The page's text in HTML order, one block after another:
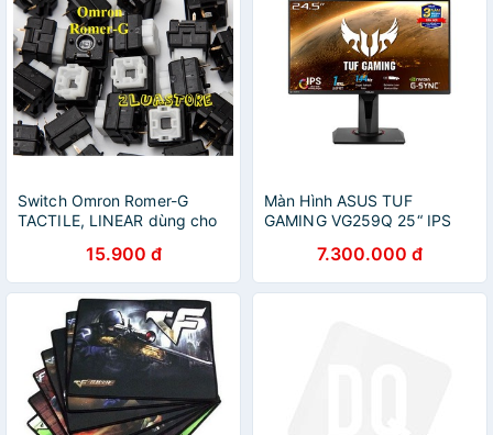
Switch Omron Romer-G
TACTILE, LINEAR dùng cho
15.900 đ
Màn Hình ASUS TUF
GAMING VG259Q 25“ IPS
7.300.000 đ